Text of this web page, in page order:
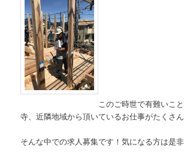
このご時世で有難いこ
寺、近隣地域から頂いているお仕事がたくさん
そんな中での求人募集です！気になる方は是非